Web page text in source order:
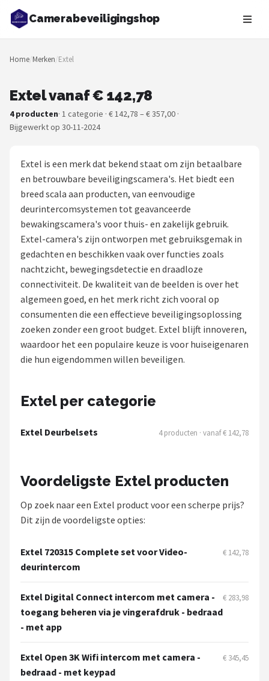
Camerabeveiligingshop
Zoeken
NAVIGATIE
Merken
Beveiligingscamera's
Camera Deurbellen
NAS
Shop
POPULAIRE MERKEN
Eufy
Home-Locking
Reolink
EZVIZ
Foscam
Teceye
ieGeek
Alle merken →
Home/Merken/Extel
Extel vanaf € 142,78
4 producten· 1 categorie · € 142,78 – € 357,00 ·
Bijgewerkt op 30-11-2024
Extel is een merk dat bekend staat om zijn betaalbare
en betrouwbare beveiligingscamera's. Het biedt een
breed scala aan producten, van eenvoudige
deurintercomsystemen tot geavanceerde
bewakingscamera's voor thuis- en zakelijk gebruik.
Extel-camera's zijn ontworpen met gebruiksgemak in
gedachten en beschikken vaak over functies zoals
nachtzicht, bewegingsdetectie en draadloze
connectiviteit. De kwaliteit van de beelden is over het
algemeen goed, en het merk richt zich vooral op
consumenten die een effectieve beveiligingsoplossing
zoeken zonder een groot budget. Extel blijft innoveren,
waardoor het een populaire keuze is voor huiseigenaren
die hun eigendommen willen beveiligen.
Extel per categorie
Extel Deurbelsets 4 producten · vanaf € 142,78
Voordeligste Extel producten
Op zoek naar een Extel product voor een scherpe prijs?
Dit zijn de voordeligste opties:
Extel 720315 Complete set voor Video-
deurintercom
€ 142,78
Extel Digital Connect intercom met camera -
toegang beheren via je vingerafdruk - bedraad
- met app
€ 283,98
Extel Open 3K Wifi intercom met camera -
bedraad - met keypad
€ 345,45